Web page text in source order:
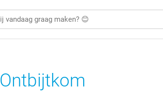
Ontbijtkom